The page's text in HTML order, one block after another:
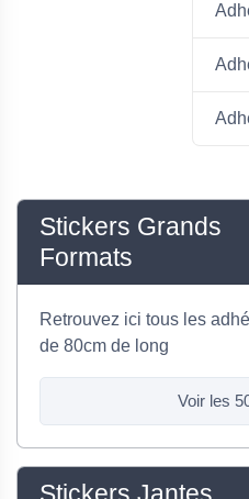
Stickers Grands
Formats
Retrouvez ici tous les
de 80cm de long
Voir les